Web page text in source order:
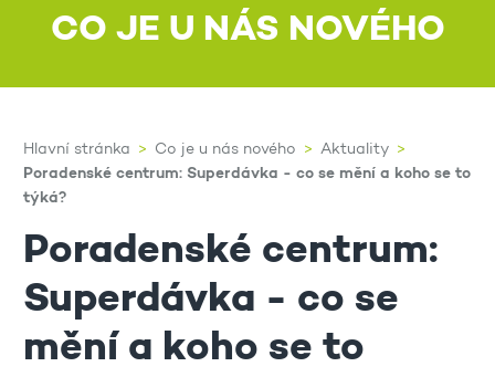
CO JE U NÁS NOVÉHO
Hlavní stránka Co je u nás nového Aktuality
Poradenské centrum: Superdávka - co se mění a koho se to
týká?
Poradenské centrum:
Superdávka - co se
mění a koho se to